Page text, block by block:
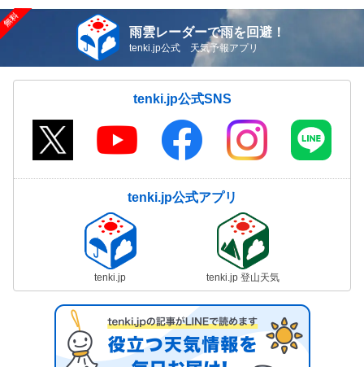
雨雲レーダーで雨を回避！
tenki.jp公式 天気予報アプリ
tenki.jp公式SNS
tenki.jp公式アプリ
tenki.jp tenki.jp 登山天気